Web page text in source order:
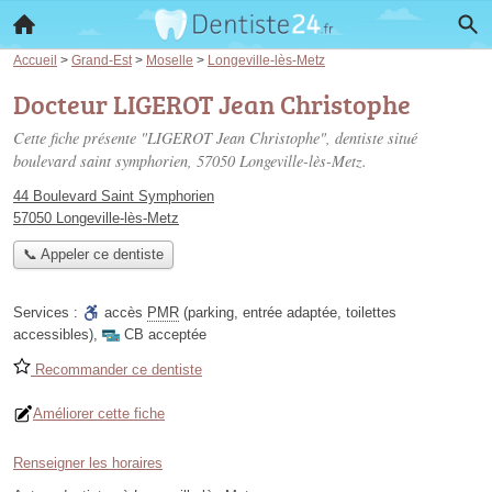
Accueil > Grand-Est > Moselle > Longeville-lès-Metz
Docteur LIGEROT Jean Christophe
Cette fiche présente "LIGEROT Jean Christophe", dentiste situé
boulevard saint symphorien, 57050 Longeville-lès-Metz.
44 Boulevard Saint Symphorien
57050 Longeville-lès-Metz
📞 Appeler ce dentiste
Services : accès PMR (parking, entrée adaptée, toilettes
accessibles), CB acceptée
Recommander ce dentiste
Améliorer cette fiche
Renseigner les horaires